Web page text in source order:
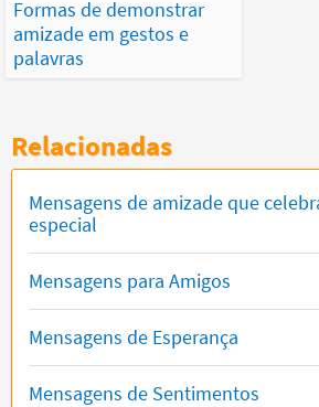
Formas de demonstrar
amizade em gestos e
palavras
Relacionadas
Mensagens de amizade que
especial
Mensagens para Amigos
Mensagens de Esperança
Mensagens de Sentimentos